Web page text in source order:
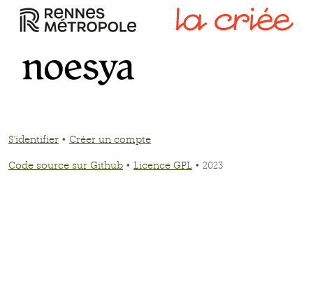
S'identifier • Créer un compte
Code source sur Github • Licence GPL • 2023